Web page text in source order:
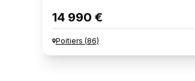
14 990 €
Poitiers (86)